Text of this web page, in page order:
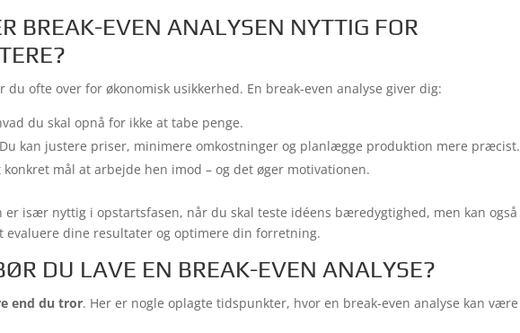
BREAK-EVEN ANALYSEN NYTTIG FOR
ofte over for økonomisk usikkerhed. En break-even analyse giver dig:
du skal opnå for ikke at tabe penge.
Du kan justere priser, minimere omkostninger og planlægge produktion mere præcist.
konkret mål at arbejde hen imod – og det øger motivationen.
er især nyttig i opstartsfasen, når du skal teste idéens bæredygtighed, men kan også
evaluere dine resultater og optimere din forretning.
DU LAVE EN BREAK-EVEN ANALYSE?
end du tror. Her er nogle oplagte tidspunkter, hvor en break-even analyse kan være